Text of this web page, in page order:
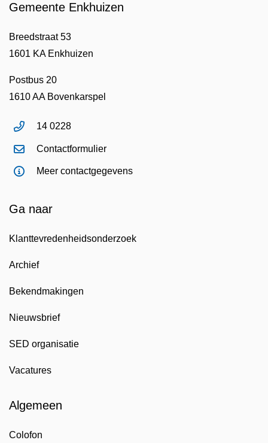
Gemeente Enkhuizen
Breedstraat 53
1601 KA Enkhuizen
Postbus 20
1610 AA Bovenkarspel
14 0228
Contactformulier
Meer contactgegevens
Ga naar
Klanttevredenheidsonderzoek
Archief
Bekendmakingen
Nieuwsbrief
SED organisatie
Vacatures
Algemeen
Colofon